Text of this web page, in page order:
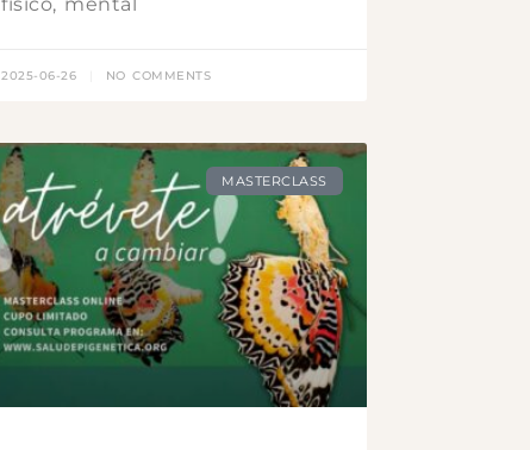
2025-06-26 NO COMMENTS
MASTERCLASS